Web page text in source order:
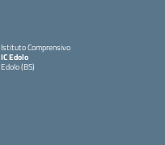
Istituto Comprensivo
IC Edolo
Edolo (BS)